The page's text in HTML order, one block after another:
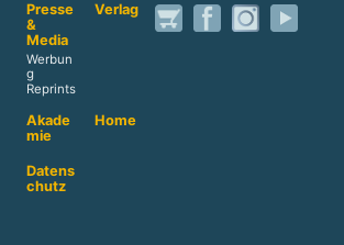
Presse
&
Media
Werbun
g
Reprints
Verlag
Akade
mie
Home
Datens
chutz